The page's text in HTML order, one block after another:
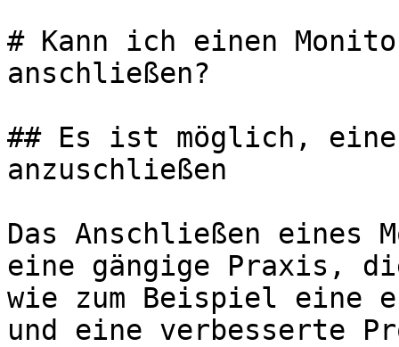
# Kann ich einen
anschließen?
## Es ist möglich,
anzuschließen
Das Anschließen eines
eine gängige Praxis,
wie zum Beispiel eine
und eine verbesserte